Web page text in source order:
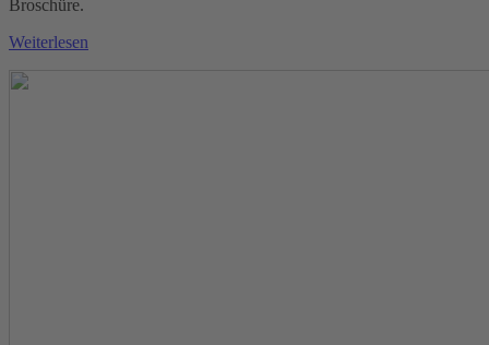
Broschüre.
Weiterlesen